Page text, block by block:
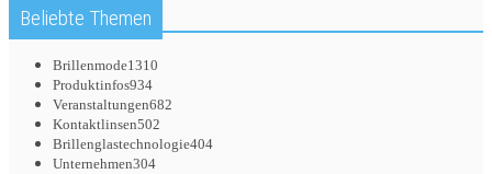
Beliebte Themen
Brillenmode1310
Produktinfos934
Veranstaltungen682
Kontaktlinsen502
Brillenglastechnologie404
Unternehmen304